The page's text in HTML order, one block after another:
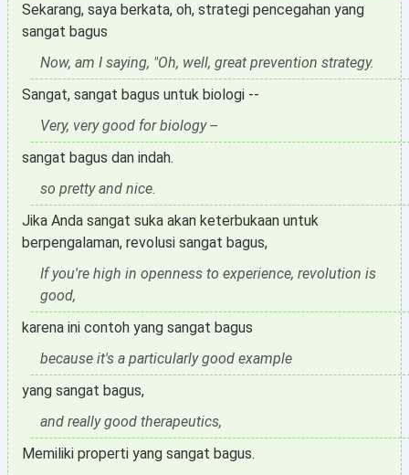
Sekarang, saya berkata, oh, strategi pencegahan yang
sangat bagus
Now, am I saying, "Oh, well, great prevention strategy.
Sangat, sangat bagus untuk biologi --
Very, very good for biology --
sangat bagus dan indah.
so pretty and nice.
Jika Anda sangat suka akan keterbukaan untuk
berpengalaman, revolusi sangat bagus,
If you're high in openness to experience, revolution is
good,
karena ini contoh yang sangat bagus
because it's a particularly good example
yang sangat bagus,
and really good therapeutics,
Memiliki properti yang sangat bagus.